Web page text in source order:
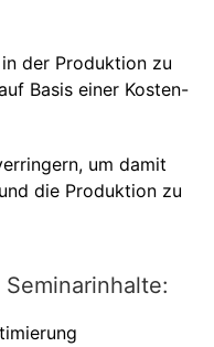
der Produktion zu
Basis einer Kosten-
um damit
die Produktion zu